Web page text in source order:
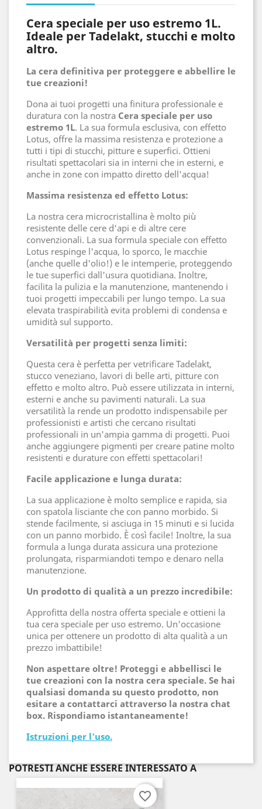
Cera speciale per uso estremo 1L.
Ideale per Tadelakt, stucchi e molto
altro.
La cera definitiva per proteggere e abbellire le
tue creazioni!
Dona ai tuoi progetti una finitura professionale e
duratura con la nostra Cera speciale per uso
estremo 1L. La sua formula esclusiva, con effetto
Lotus, offre la massima resistenza e protezione a
tutti i tipi di stucchi, pitture e superfici. Ottieni
risultati spettacolari sia in interni che in esterni, e
anche in zone con impatto diretto dell'acqua!
Massima resistenza ed effetto Lotus:
La nostra cera microcristallina è molto più
resistente delle cere d'api e di altre cere
convenzionali. La sua formula speciale con effetto
Lotus respinge l'acqua, lo sporco, le macchie
(anche quelle d'olio!) e le intemperie, proteggendo
le tue superfici dall'usura quotidiana. Inoltre,
facilita la pulizia e la manutenzione, mantenendo i
tuoi progetti impeccabili per lungo tempo. La sua
elevata traspirabilità evita problemi di condensa e
umidità sul supporto.
Versatilità per progetti senza limiti:
Questa cera è perfetta per vetrificare Tadelakt,
stucco veneziano, lavori di belle arti, pitture con
effetto e molto altro. Può essere utilizzata in interni,
esterni e anche su pavimenti naturali. La sua
versatilità la rende un prodotto indispensabile per
professionisti e artisti che cercano risultati
professionali in un'ampia gamma di progetti. Puoi
anche aggiungere pigmenti per creare patine molto
resistenti e durature con effetti spettacolari!
Facile applicazione e lunga durata:
La sua applicazione è molto semplice e rapida, sia
con spatola lisciante che con panno morbido. Si
stende facilmente, si asciuga in 15 minuti e si lucida
con un panno morbido. È così facile! Inoltre, la sua
formula a lunga durata assicura una protezione
prolungata, risparmiandoti tempo e denaro nella
manutenzione.
Un prodotto di qualità a un prezzo incredibile:
Approfitta della nostra offerta speciale e ottieni la
tua cera speciale per uso estremo. Un'occasione
unica per ottenere un prodotto di alta qualità a un
prezzo imbattibile!
Non aspettare oltre! Proteggi e abbellisci le
tue creazioni con la nostra cera speciale. Se hai
qualsiasi domanda su questo prodotto, non
esitare a contattarci attraverso la nostra chat
box. Rispondiamo istantaneamente!
Istruzioni per l'uso.
POTRESTI ANCHE ESSERE INTERESSATO A
favorite_border